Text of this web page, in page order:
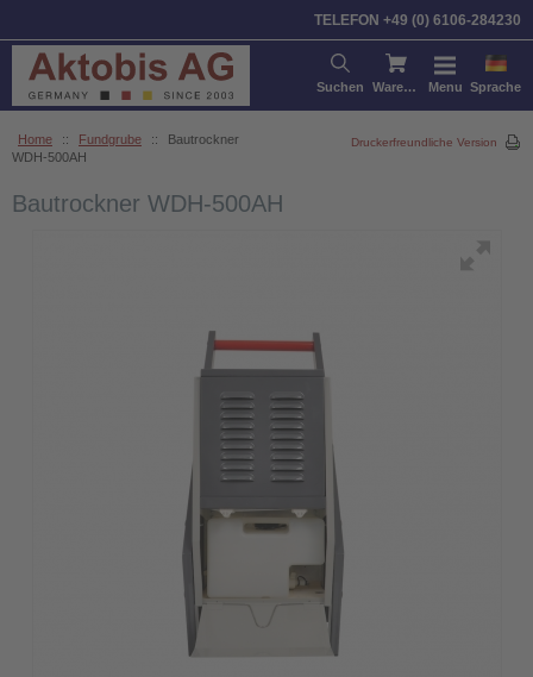
TELEFON +49 (0) 6106-284230
Suchen Warenkorb Menu Sprache
Home :: Fundgrube ::
Bautrockner
WDH-500AH
Druckerfreundliche Version
Bautrockner WDH-500AH